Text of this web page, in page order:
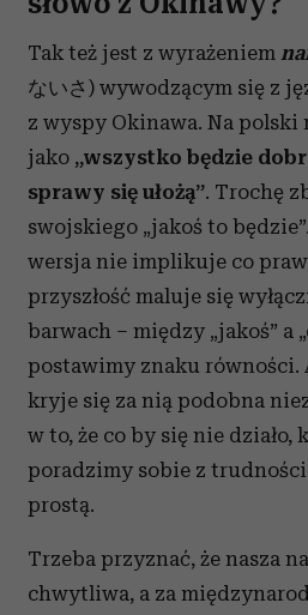
Tak też jest z wyrażeniem
ないさ) wywodzącym się z
z wyspy Okinawa. Na polski
jako „wszystko będzie
sprawy się ułożą”. Trochę
swojskiego „jakoś to
wersja nie implikuje co
przyszłość maluje się
barwach – między „jakoś” a
postawimy znaku równości.
kryje się za nią podobna
w to, że co by się nie działo,
poradzimy sobie z
prostą.
Trzeba przyznać, że nasza
chwytliwa, a za